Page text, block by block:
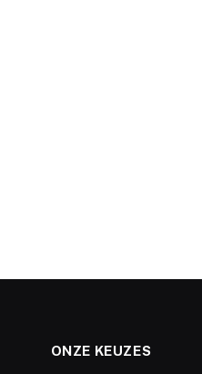
ONZE KEUZES